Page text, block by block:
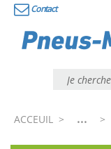
Contact
ACCEUIL > ... >